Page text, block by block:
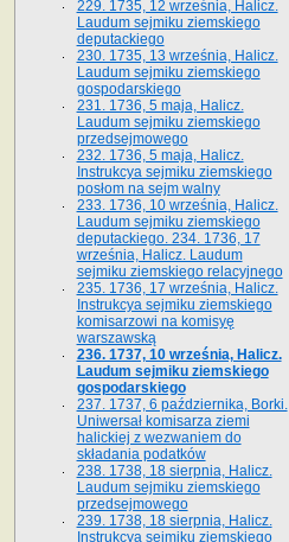
229. 1735, 12 września, Halicz.
Laudum sejmiku ziemskiego
deputackiego
230. 1735, 13 września, Halicz.
Laudum sejmiku ziemskiego
gospodarskiego
231. 1736, 5 maja, Halicz.
Laudum sejmiku ziemskiego
przedsejmowego
232. 1736, 5 maja, Halicz.
Instrukcya sejmiku ziemskiego
posłom na sejm walny
233. 1736, 10 września, Halicz.
Laudum sejmiku ziemskiego
deputackiego. 234. 1736, 17
września, Halicz. Laudum
sejmiku ziemskiego relacyjnego
235. 1736, 17 września, Halicz.
Instrukcya sejmiku ziemskiego
komisarzowi na komisyę
warszawską
236. 1737, 10 września, Halicz.
Laudum sejmiku ziemskiego
gospodarskiego
237. 1737, 6 października, Borki.
Uniwersał komisarza ziemi
halickiej z wezwaniem do
składania podatków
238. 1738, 18 sierpnia, Halicz.
Laudum sejmiku ziemskiego
przedsejmowego
239. 1738, 18 sierpnia, Halicz.
Instrukcya sejmiku ziemskiego